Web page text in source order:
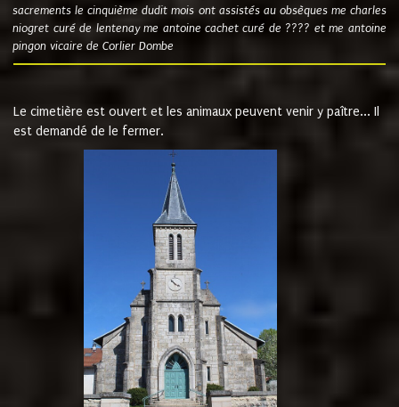
sacrements le cinquième dudit mois ont assistés au obsèques me charles
niogret curé de lentenay me antoine cachet curé de ???? et me antoine
pingon vicaire de Corlier Dombe
Le cimetière est ouvert et les animaux peuvent venir y paître... Il
est demandé de le fermer.